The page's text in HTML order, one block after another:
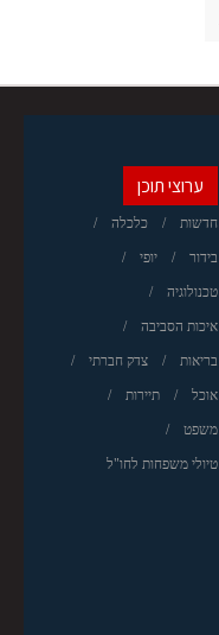
ערוצי תוכן
חדשות כלכלה
בידור יופי
טכנולוגיה
איכות הסביבה
בריאות צדק חברתי
אוכל תיירות
משפט
טיולי משפחות לחו"ל